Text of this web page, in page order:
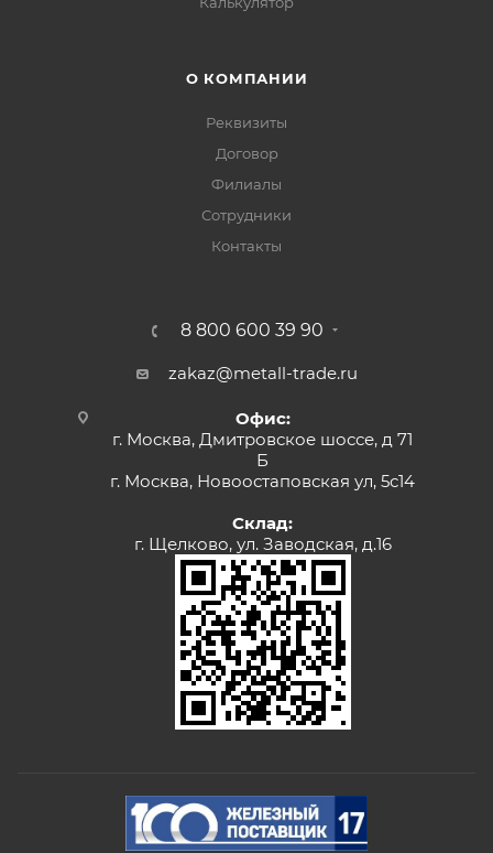
О КОМПАНИИ
Реквизиты
Договор
Филиалы
Сотрудники
Контакты
8 800 600 39 90
zakaz@metall-trade.ru
Офис:
г. Москва, Дмитровское шоссе, д 71
Б
г. Москва, Новоостаповская ул, 5с14
Склад:
г. Щелково, ул. Заводская, д.16